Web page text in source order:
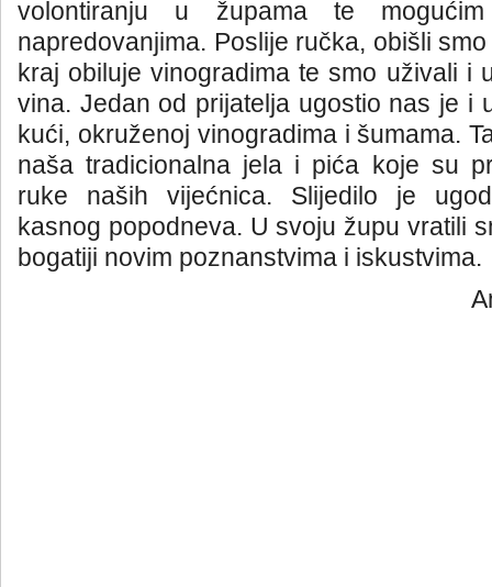
volontiranju u župama te
napredovanjima. Poslije ručka, obišli
kraj obiluje vinogradima te smo uživali i
vina. Jedan od prijatelja ugostio nas je i
kući, okruženoj vinogradima i šumama.
naša tradicionalna jela i pića koje su
ruke naših vijećnica. Slijedilo je
kasnog popodneva. U svoju župu vratili
bogatiji novim poznanstvima i iskustvima.